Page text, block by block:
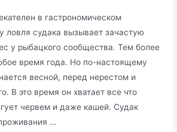
в гастрономическом
ловля судака вызывает зачастую
у рыбацкого сообщества. Тем более
время года. Но по-настоящему
весной, перед нерестом и
В это время он хватает все что
червем и даже кашей. Судак
…